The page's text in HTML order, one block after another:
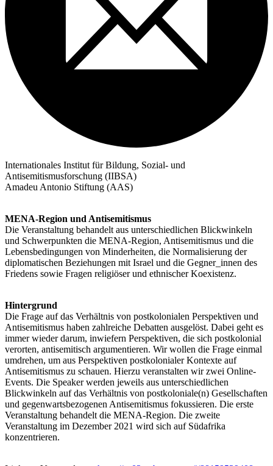
Internationales Institut für Bildung, Sozial- und
Antisemitismusforschung (IIBSA)
Amadeu Antonio Stiftung (AAS)
MENA-Region und Antisemitismus
Die Veranstaltung behandelt aus unterschiedlichen Blickwinkeln
und Schwerpunkten die MENA-Region, Antisemitismus und die
Lebensbedingungen von Minderheiten, die Normalisierung der
diplomatischen Beziehungen mit Israel und die Gegner_innen des
Friedens sowie Fragen religiöser und ethnischer Koexistenz.
Hintergrund
Die Frage auf das Verhältnis von postkolonialen Perspektiven und
Antisemitismus haben zahlreiche Debatten ausgelöst. Dabei geht es
immer wieder darum, inwiefern Perspektiven, die sich postkolonial
verorten, antisemitisch argumentieren. Wir wollen die Frage einmal
umdrehen, um aus Perspektiven postkolonialer Kontexte auf
Antisemitismus zu schauen. Hierzu veranstalten wir zwei Online-
Events. Die Speaker werden jeweils aus unterschiedlichen
Blickwinkeln auf das Verhältnis von postkoloniale(n) Gesellschaften
und gegenwartsbezogenen Antisemitismus fokussieren. Die erste
Veranstaltung behandelt die MENA-Region. Die zweite
Veranstaltung im Dezember 2021 wird sich auf Südafrika
konzentrieren.